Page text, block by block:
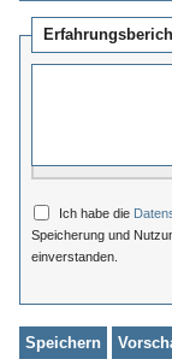
Ich habe die
Speicherung und
einverstanden.